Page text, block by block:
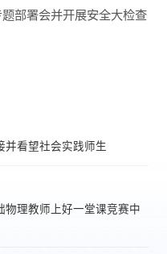
部署会并开展安全大检查
并看望社会实践师生
物理教师上好一堂课竞赛中